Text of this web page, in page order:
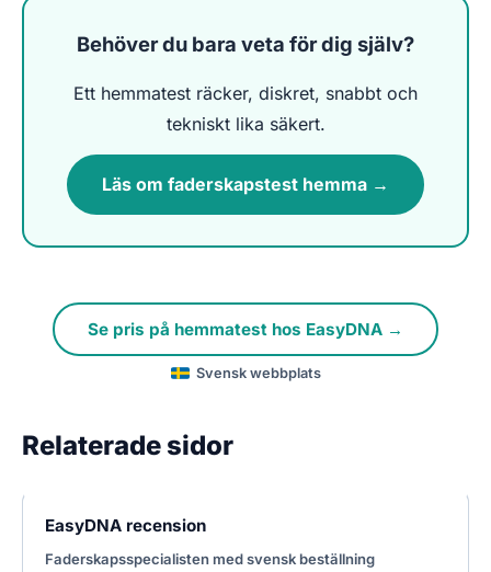
Behöver du bara veta för dig själv?
Ett hemmatest räcker, diskret, snabbt och
tekniskt lika säkert.
Läs om faderskapstest hemma →
Se pris på hemmatest hos EasyDNA →
Svensk webbplats
Relaterade sidor
EasyDNA recension
Faderskapsspecialisten med svensk beställning